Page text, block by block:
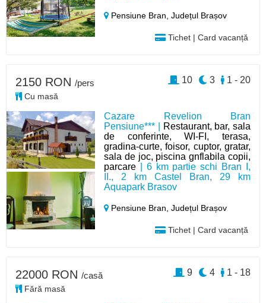
Pensiune Bran,Județul Brașov
Tichet | Card vacanță
Cazare Revelion Bran
Pensiune*** |
Restaurant, bar, sala
de conferinte, WI-FI, terasa,
gradina-curte, foisor, cuptor, gratar,
sala de joc, piscina gnflabila copii,
parcare | 6 km partie schi Bran I,
II., 2 km Castel Bran, 29 km
Aquapark Brasov
Pensiune Bran,Județul Brașov
Tichet | Card vacanță
2150 RON /pers
Cu masă
1 - 20
3
10
22000 RON /casă
Fără masă
1 - 18
4
9